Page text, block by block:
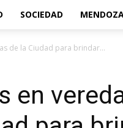
SOCIEDAD
de la Ciudad para brindar...
en